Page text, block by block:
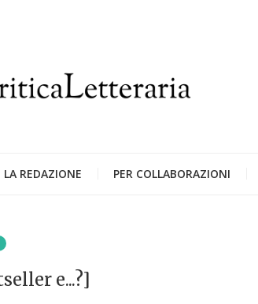
LA REDAZIONE PER COLLABORAZIONI
e...?]